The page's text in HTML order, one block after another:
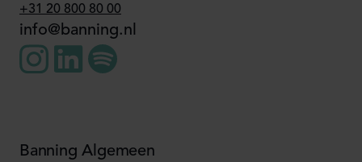
+31 20 800 80 00
info@banning.nl
Banning Algemeen